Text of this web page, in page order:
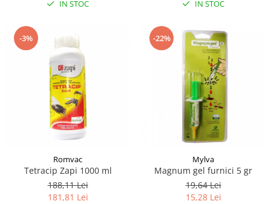
IN STOC IN STOC
-3%
Romvac
Tetracip Zapi 1000 ml
188,11 Lei
181,81 Lei
-22%
Mylva
Magnum gel furnici 5 gr
19,64 Lei
15,28 Lei